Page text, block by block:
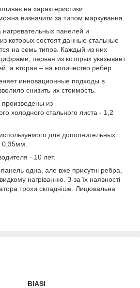
на характеристики
визначити за типом маркування.
нагревательных панелей и
которых состоят данные стальные
на семь типов. Каждый из них
первая из которых указывает
а вторая – на количество ребер.
инновационные подходы в
снизить их стоимость.
из
холодного стального листа - 1,2
для дополнительных
0,35мм.
- 10 лет.
панель одна, але вже присутні ребра,
нагріванню. З-за їх наявності
трохи складніше. Лицювальна
BIASI